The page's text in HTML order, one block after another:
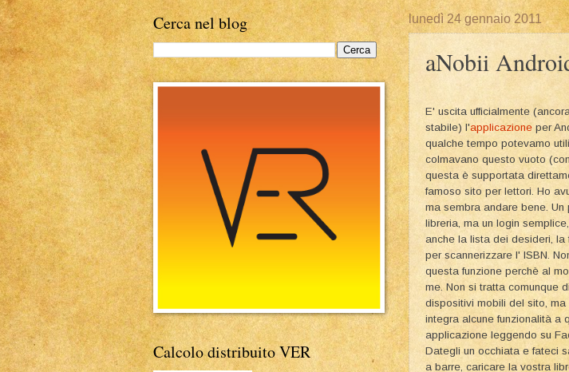
lunedì 24 gennaio 2011
aNobii
E' uscita ufficialmente
stabile) l'applicazione per
qualche tempo potevamo
colmavano questo vuoto
questa è supportata
famoso sito per lettori. Ho
ma sembra andare bene.
libreria, ma un login
anche la lista dei desideri, la
per scannerizzare l' ISBN.
questa funzione perchè al
me. Non si tratta comunque
dispositivi mobili del sito,
integra alcune funzionalità a
applicazione leggendo su
Dategli un occhiata e fateci
a barre, caricare la vostra
Cerca nel blog
Calcolo distribuito VER